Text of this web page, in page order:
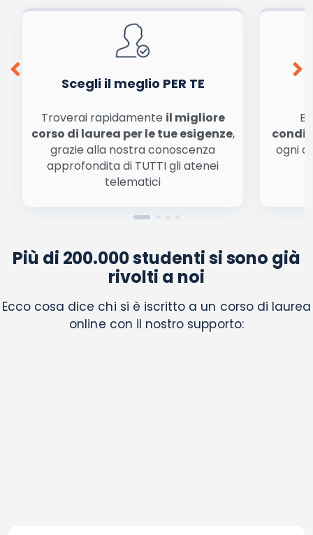
Ho letto e acconsento l'
Acconsento all'uso dei miei dati da parte di terzi per
finalità di marketing diretto con modalità
conferma e pubblica
Scegli il meglio PER TE
Troverai rapidamente il migliore
corso di laurea per le tue esigenze,
grazie alla nostra conoscenza
approfondita di TUTTI gli atenei
telematici
ogni
Più di 200.000 studenti si sono già
rivolti a noi
Ecco cosa dice chi si è iscritto a un corso di laurea
online con il nostro supporto: